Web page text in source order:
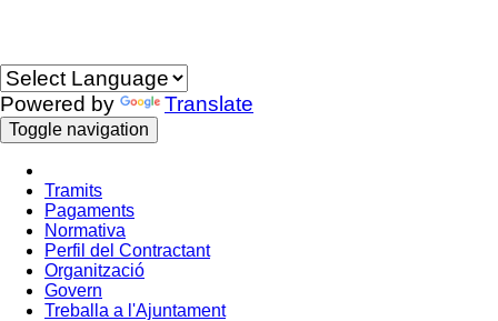
Powered by Translate
Toggle navigation
Tramits
Pagaments
Normativa
Perfil del Contractant
Organització
Govern
Treballa a l'Ajuntament